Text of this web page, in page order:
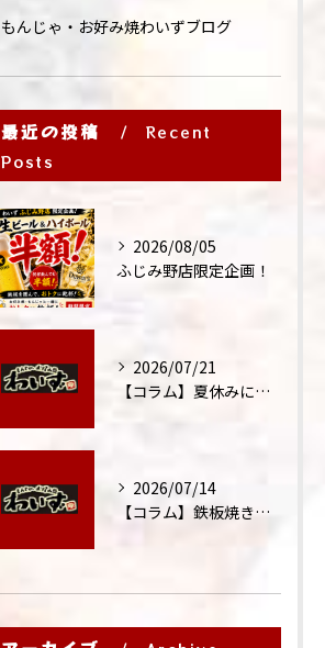
もんじゃ・お好み焼わいずブログ
最近の投稿
Recent
Posts
2026/08/05
ふじみ野店限定企画！
2026/07/21
【コラム】夏休みに家族外食が増える理由
2026/07/14
【コラム】鉄板焼きが"コミュニケーション飯"と呼ばれる理由